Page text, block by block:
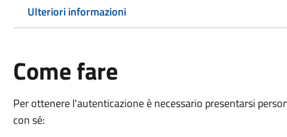
Ulteriori informazioni
Come fare
Per ottenere l'autenticazione è necessario presentarsi
con sé: